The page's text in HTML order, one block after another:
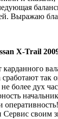
Выражаю
X-Trail
так
более дух
Сервис своим